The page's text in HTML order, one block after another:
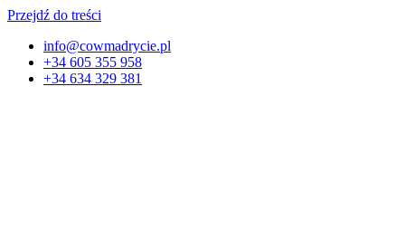
Przejdź do treści
info@cowmadrycie.pl
+34 605 355 958
+34 634 329 381​